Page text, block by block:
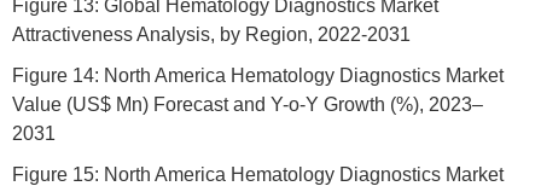
Figure 13: Global Hematology Diagnostics Market
Attractiveness Analysis, by Region, 2022-2031
Figure 14: North America Hematology Diagnostics Market
Value (US$ Mn) Forecast and Y-o-Y Growth (%), 2023–
2031
Figure 15: North America Hematology Diagnostics Market